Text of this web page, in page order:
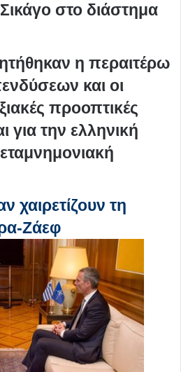
στο διάστημα
η περαιτέρω
και οι
προοπτικές
για την ελληνική
χαιρετίζουν τη
Ζάεφ